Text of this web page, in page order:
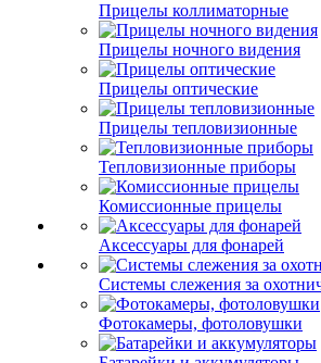
Прицелы коллиматорные
Прицелы ночного видения
Прицелы оптические
Прицелы тепловизионные
Тепловизионные приборы
Комиссионные прицелы
Аксессуары для фонарей
Системы слежения за
Фотокамеры, фотоловушки